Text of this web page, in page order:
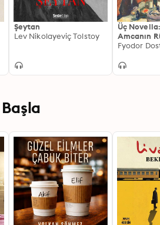
Şeytan
Lev Nikolayeviç Tolstoy
Üç
Amcanın
Koca
Fyodor